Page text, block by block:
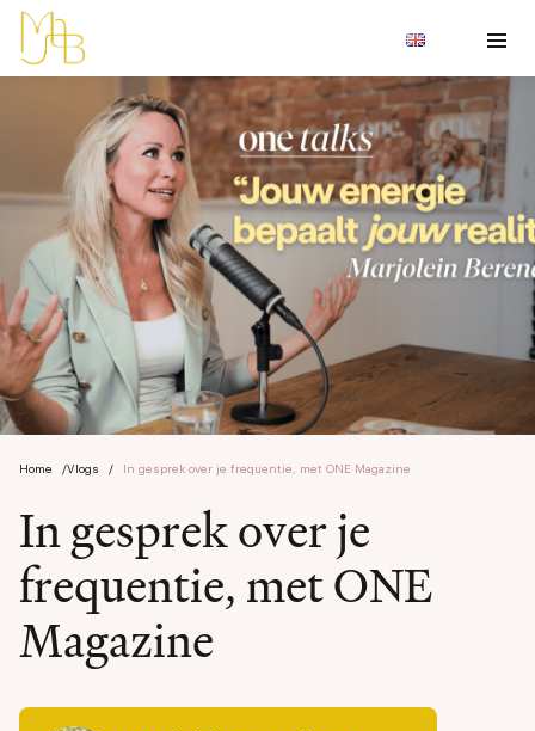
Home /Vlogs / In gesprek over je frequentie, met ONE Magazine
In gesprek over je
frequentie, met ONE
Magazine